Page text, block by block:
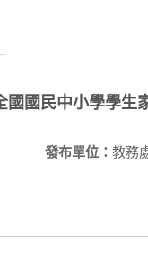
國國民中小學學生
發布單位： 教務